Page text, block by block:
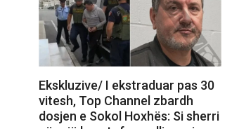
Ekskluzive/ I ekstraduar pas 30
vitesh, Top Channel zbardh
dosjen e Sokol Hoxhës: Si sherri